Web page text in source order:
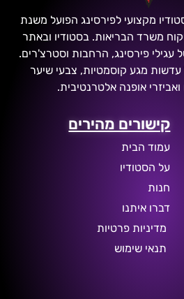
מקצועי לפירסינג הפועל משנת
ופיקוח משרד הבריאות. בסטודיו ובאתר
עגילי פירסינג, הרחבות וסטרצ'רים.
מגע קוסמטיות, צבעי שיער
ואביזרי אופנה אלטרנטיבית.
קישורים מהירים
עמוד הבית
על הסטודיו
חנות
דברו איתנו
מדיניות פרטיות
תנאי שימוש